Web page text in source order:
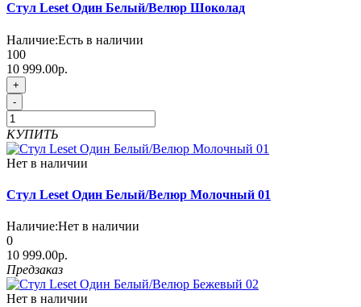
Стул Leset Один Белый/Велюр Шоколад
Наличие:Есть в наличии
100
10 999.00р.
+
-
КУПИТЬ
Нет в наличии
Стул Leset Один Белый/Велюр Молочный 01
Наличие:Нет в наличии
0
10 999.00р.
Предзаказ
Нет в наличии